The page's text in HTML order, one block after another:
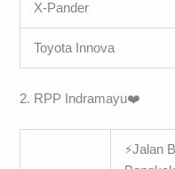
X-Pander
Toyota Innova
2. RPP Indramayu❤️️
⚡Jalan